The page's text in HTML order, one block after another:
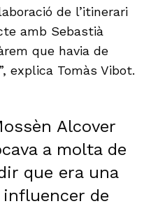
de l’itinerari
amb Sebastià
que havia de
explica Tomàs Vibot.
Alcover
a molta de
que era una
influencer de